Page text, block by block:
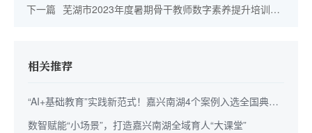
下一篇 芜湖市2023年度暑期骨干教师数字素养提升培训圆
相关推荐
“AI+基础教育”实践新范式！嘉兴南湖4个案例入选全国典型
案例
数智赋能“小场景”，打造嘉兴南湖全域育人“大课堂”